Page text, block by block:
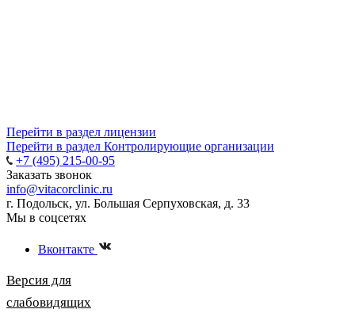
Перейти в раздел лицензии
Перейти в раздел Контролирующие организации
+7 (495) 215-00-95
Заказать звонок
info@vitacorclinic.ru
г. Подольск, ул. Большая Серпуховская, д. 33
Мы в соцсетях
Вконтакте
Версия для
слабовидящих